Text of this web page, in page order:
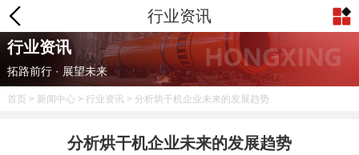
行业资讯
行业资讯
拓路前行 · 展望未来
首页 > 新闻中心> 行业资讯> 分析烘干机企业未来的发展趋势
分析烘干机企业未来的发展趋势